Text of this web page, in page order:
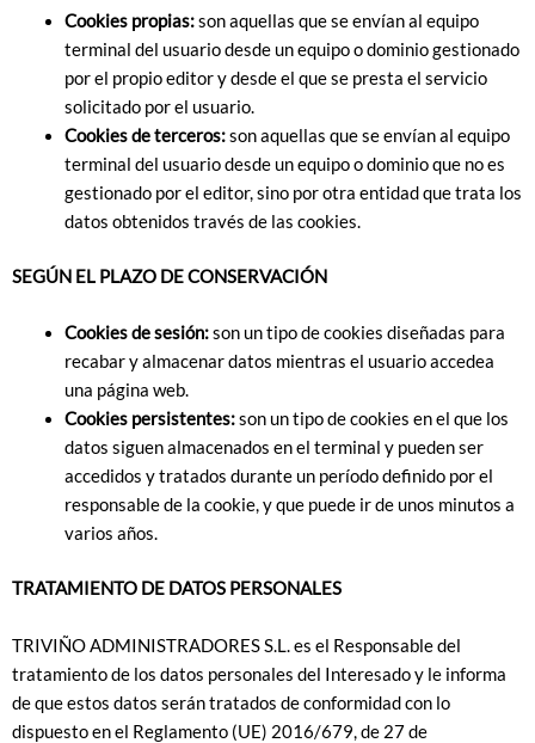
Cookies propias:son aquellas que se envían al equipo
terminal del usuario desde un equipo o dominio gestionado
por el propio editor y desde el que se presta el servicio
solicitado por el usuario.
Cookies de terceros:son aquellas que se envían al equipo
terminal del usuario desde un equipo o dominio que no es
gestionado por el editor, sino por otra entidad que trata los
datos obtenidos través de las cookies.
SEGÚN EL PLAZO DE CONSERVACIÓN
Cookies de sesión:son un tipo de cookies diseñadas para
recabar y almacenar datos mientras el usuario accedea
una página web.
Cookies persistentes:son un tipo de cookies en el que los
datos siguen almacenados en el terminal y pueden ser
accedidos y tratados durante un período definido por el
responsable de la cookie, y que puede ir de unos minutos a
varios años.
TRATAMIENTO DE DATOS PERSONALES
TRIVIÑO ADMINISTRADORES S.L. es el Responsable del
tratamiento de los datos personales del Interesado y le informa
de que estos datos serán tratados de conformidad con lo
dispuesto en el Reglamento (UE) 2016/679, de 27 de